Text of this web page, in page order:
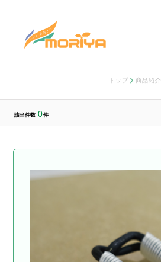
トップ 商品紹介
該当件数 0件